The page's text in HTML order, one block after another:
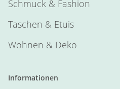
Schmuck & Fashion
Taschen & Etuis
Wohnen & Deko
Informationen